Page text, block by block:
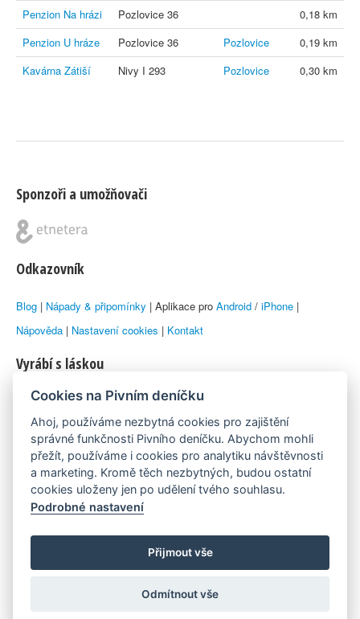
Penzion Na hrázi Pozlovice 36
0,18 km
Penzion U hráze
Pozlovice 36 Pozlovice
0,19 km
Kavárna Zátiší
Nivy I 293 Pozlovice 0,30 km
Sponzoři a umožňovači
Odkazovník
Blog | Nápady & připomínky | Aplikace pro Android / iPhone |
Nápověda | Nastavení cookies | Kontakt
Vyrábí s láskou
© 2010–2026 byLukáš Zemanaka Emka
Máme rádi
Pivní.info
Poznámka pod čarou
Pivní deníček je nezávislý zdroj, který není spjat s žádným
konkrétním pivovarem ani restaurací. Názory uživatelů nemusí nutně
reprezentovat názory tvůrců Deníčku.
Cookies na Pivním deníčku
Ahoj, používáme nezbytná cookies pro zajištění
správné funkčnosti Pivního deníčku. Abychom mohli
přežít, používáme i cookies pro analytiku návštěvnosti
a marketing. Kromě těch nezbytných, budou ostatní
cookies uloženy jen po udělení tvého souhlasu.
Podrobné nastavení
Přijmout vše
Odmítnout vše